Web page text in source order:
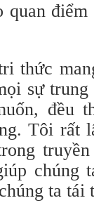
quan
thức
sự
đều
Tôi rất
chúng
ta tái